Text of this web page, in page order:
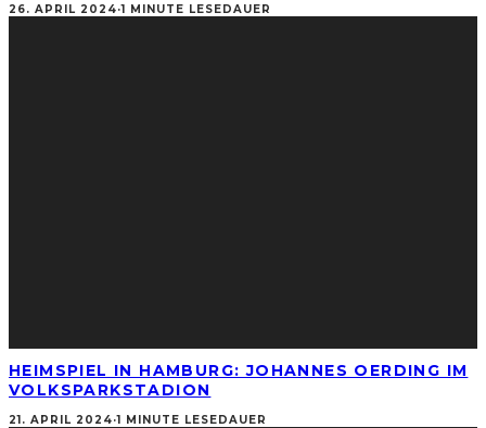
26. APRIL 2024·1 MINUTE LESEDAUER
HEIMSPIEL IN HAMBURG: JOHANNES OERDING IM
VOLKSPARKSTADION
21. APRIL 2024·1 MINUTE LESEDAUER